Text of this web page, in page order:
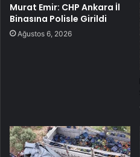
Murat Emir: CHP Ankara İl
Binasına Polisle Girildi
Ağustos 6, 2026